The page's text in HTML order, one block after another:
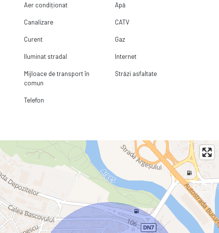
Aer condiționat Apă
Canalizare CATV
Curent Gaz
Iluminat stradal Internet
Mijloace de transport în
comun
Străzi asfaltate
Telefon